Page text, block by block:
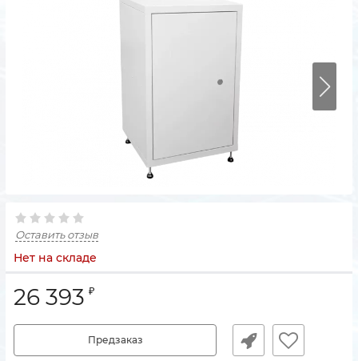
Оставить отзыв
Нет на складе
26 393 ₽
Предзаказ